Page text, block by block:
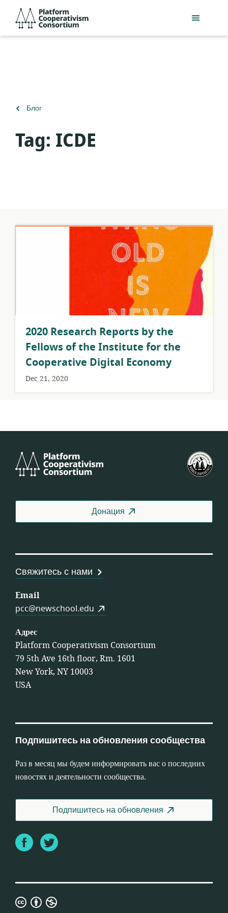
Перейти
основному
Consortium
Вернуться
Блог
Tag: ICDE
2020 Research Reports by the
Fellows of the Institute for the
Cooperative Digital Economy
Dec 21, 2020
Cooperativism
Донация
Свяжитесь с нами
Email
pcc@newschool.edu
Адрес
Platform Cooperativism Consortium
79 5th Ave 16th floor, Rm. 1601
New York, NY 10003
USA
Подпишитесь на обновления сообщества
Раз в месяц мы будем информировать вас о последних
новостях и деятельности сообщества.
Подпишитесь на обновления
FacebookTwitter
Лицензия